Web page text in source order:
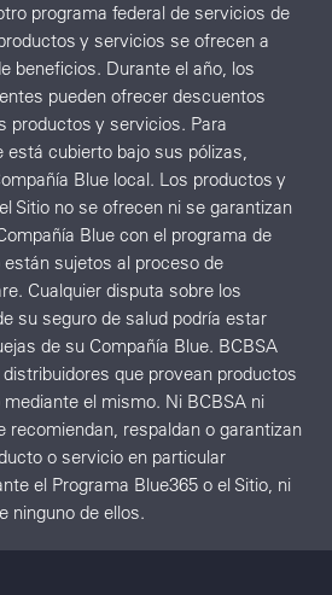
programa federal de servicios de
y servicios se ofrecen a
beneficios. Durante el año, los
pueden ofrecer descuentos
productos y servicios. Para
está cubierto bajo sus pólizas,
Blue local. Los productos y
Sitio no se ofrecen ni se garantizan
Blue con el programa de
sujetos al proceso de
Cualquier disputa sobre los
su seguro de salud podría estar
de su Compañía Blue. BCBSA
que provean productos
el mismo. Ni BCBSA ni
recomiendan, respaldan o garantizan
o servicio en particular
el Programa Blue365 o el Sitio, ni
ninguno de ellos.